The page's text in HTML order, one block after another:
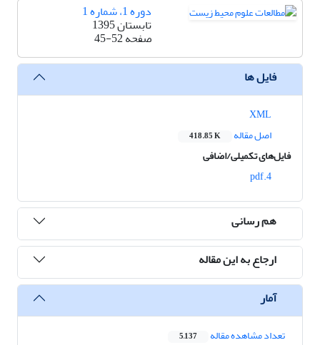
دوره 1، شماره 1
تابستان 1395
صفحه45-52
فایل ها
اصل مقاله
418.85 K
فایل‌های تکمیلی/اضافی
4.pdf
هم رسانی
ارجاع به این مقاله
آمار
تعداد مشاهده مقاله 5,137